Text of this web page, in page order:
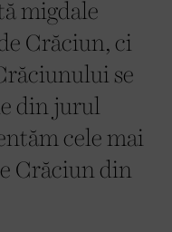
migdale
Crăciun, ci
se
din jurul
cele mai
Crăciun din